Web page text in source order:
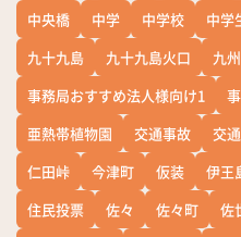
中央橋
中学 中学校 中学
九十九島
九十九島火口 九
事務局おすすめ法人様向け1
亜熱帯植物園
交通事故 交
仁田峠
今津町 仮装 伊王
住民投票
佐々 佐々町 佐